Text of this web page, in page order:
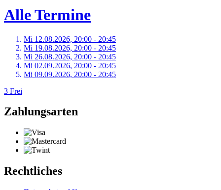
Alle Termine
Mi 12.08.2026, 20:00 - 20:45
Mi 19.08.2026, 20:00 - 20:45
Mi 26.08.2026, 20:00 - 20:45
Mi 02.09.2026, 20:00 - 20:45
Mi 09.09.2026, 20:00 - 20:45
3 Frei
Zahlungsarten
Rechtliches